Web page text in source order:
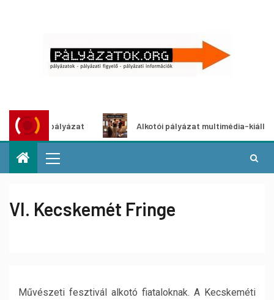
Alkotói pályázat multimédia-kiállításhoz
VI. Kecskemét Fringe
Művészeti fesztivál alkotó fiataloknak. A Kecskeméti